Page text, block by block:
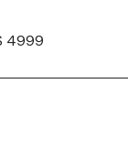
4999